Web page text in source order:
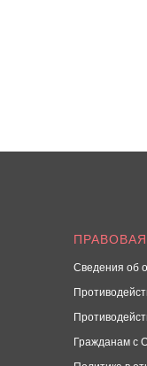
Сведения об
Гражданам с